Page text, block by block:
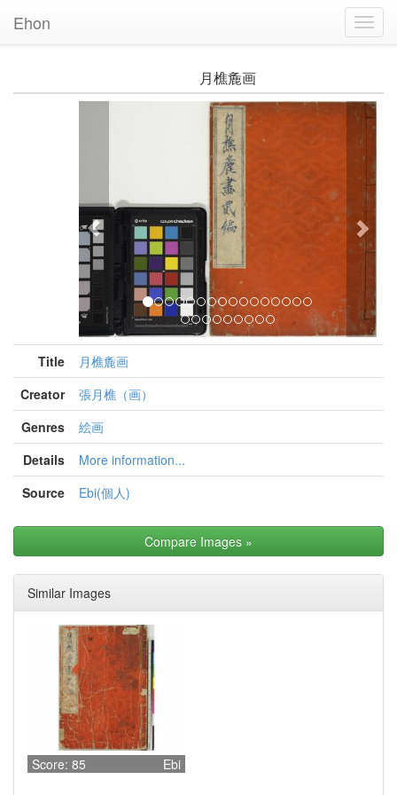
Ehon
月樵麁画
Next
Title
月樵麁画
Creator
張月樵（画）
Genres
絵画
Details
More information...
Source
Ebi(個人)
Compare Images »
Similar Images
Score: 85 Ebi